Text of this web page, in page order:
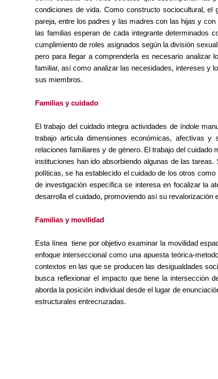
condiciones de vida. Como constructo sociocultural,
pareja, entre los padres y las madres con las hijas y
las familias esperan de cada integrante determinados
cumplimiento de roles asignados según la división
pero para llegar a comprenderla es necesario analizar
familiar, así como analizar las necesidades, intereses y
sus miembros.
Familias y cuidado
El trabajo del cuidado integra actividades de índole
trabajo articula dimensiones económicas, afectivas
relaciones familiares y de género. El trabajo del
instituciones han ido absorbiendo algunas de las
políticas, se ha establecido el cuidado de los otros
de investigación específica se interesa en focalizar la
desarrolla el cuidado, promoviendo así su
Familias y movilidad
Esta línea tiene por objetivo examinar la movilidad
enfoque interseccional como una apuesta teórica-
contextos en las que se producen las desigualdades
busca reflexionar el impacto que tiene la intersección
aborda la posición individual desde el lugar de
estructurales entrecruzadas.